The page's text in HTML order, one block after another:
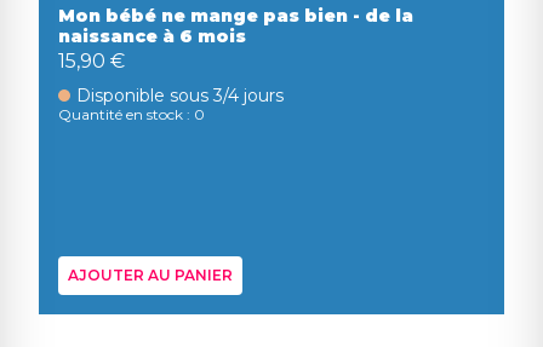
Mon bébé ne mange pas bien - de la
naissance à 6 mois
15,90 €
Disponible sous 3/4 jours
Quantité en stock : 0
AJOUTER AU PANIER